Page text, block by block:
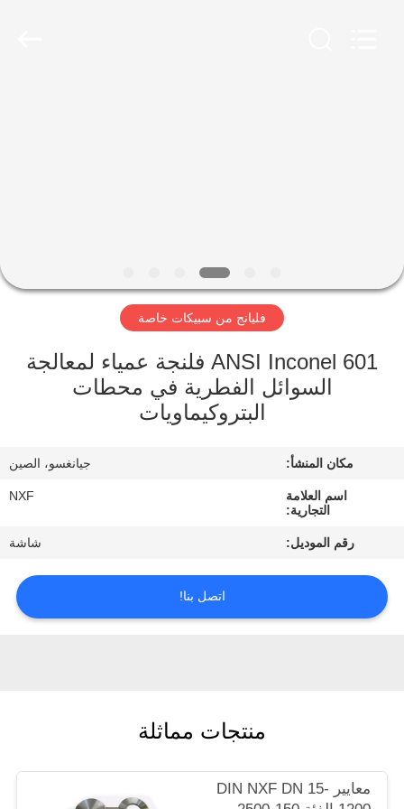
جولة
في
اتصل
اطلب
سياسة
فليانج من سبيكات خاصة
ANSI Inconel 601 فلنجة عمياء لمعالجة
السوائل الفطرية في محطات
البتروكيماويات
مكان المنشأ: جيانغسو، الصين
اسم العلامة
التجارية:
NXF
رقم الموديل: شاشة
اتصل بنا!
منتجات مماثلة
معايير DIN NXF DN 15-